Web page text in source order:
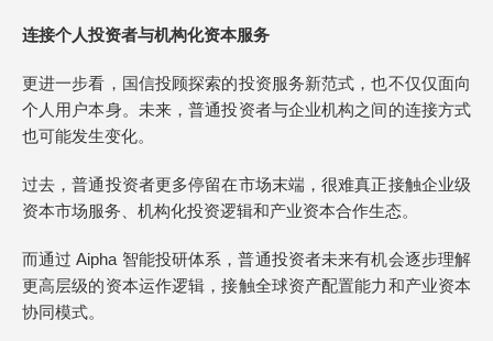
连接个人投资者与机构化资本服务
更进一步看，国信投顾探索的投资服务新范式，也不仅仅面向
个人用户本身。未来，普通投资者与企业机构之间的连接方式
也可能发生变化。
过去，普通投资者更多停留在市场末端，很难真正接触企业级
资本市场服务、机构化投资逻辑和产业资本合作生态。
而通过 Aipha 智能投研体系，普通投资者未来有机会逐步理解
更高层级的资本运作逻辑，接触全球资产配置能力和产业资本
协同模式。